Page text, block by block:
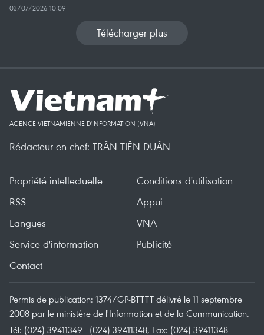
03/07/2026 10:09
Télécharger plus
AGENCE VIETNAMIENNE D'INFORMATION (VNA)
Rédacteur en chef: TRÂN TIÊN DUÂN
Propriété intellectuelle
Conditions d'utilisation
RSS
Appui
Langues
VNA
Service d'information
Publicité
Contact
Permis de publication: 1374/GP-BTTTT délivré le 11 septembre
2008 par le ministère de l'Information et de la Communication.
Tél: (024) 39411349 - (024) 39411348, Fax: (024) 39411348